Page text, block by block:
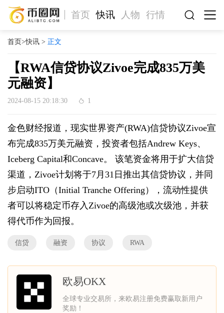
首页 快讯 人物 行情
首页>快讯> 正文
【RWA信贷协议Zivoe完成835万美
元融资】
2024-08-15 20:18:30 1
金色财经报道，现实世界资产(RWA)信贷协议Zivoe宣
布完成835万美元融资，投资者包括Andrew Keys、
Iceberg Capital和Concave。 该笔资金将用于扩大信贷
渠道，Zivoe计划将于7月31日推出其信贷协议，并同
步启动ITO（Initial Tranche Offering），流动性提供
者可以将稳定币存入Zivoe的高级池或次级池，并获
得代币作为回报。
信贷 融资 协议 RWA
欧易OKX
全球专业交易所，来欧易注册免费赢取新用户
奖励！